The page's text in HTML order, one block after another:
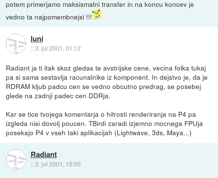
potem primerjamo maksismalni transfer in na koncu koncev je
vedno ta najpomembnejsi !!!
luni
::3. jul 2001, 01:12
Radiant ja ti itak skoz gledas te avstrijske cene, vecina folka tukaj
pa si sama sestavlja racunalnike iz komponent. In dejstvo je, da je
RDRAM kljub padcu cen se vedno obcutno predrag, se posebej
glede na zadnji padec cen DDRja.
Kar se tice tvojega komentarja o hitrosti renderiranja na P4 pa
izgleda nisi dovolj poucen. TBirdi zaradi izjemno mocnega FPUja
posekajo P4 v vseh taki aplikacijah (Lightwave, 3ds, Maya...)
Radiant
::3. jul 2001, 15:55